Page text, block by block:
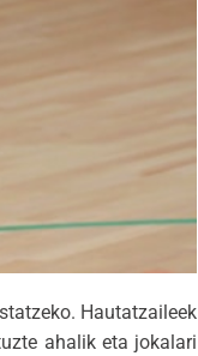
Hautatzaileek
ahalik eta jokalari